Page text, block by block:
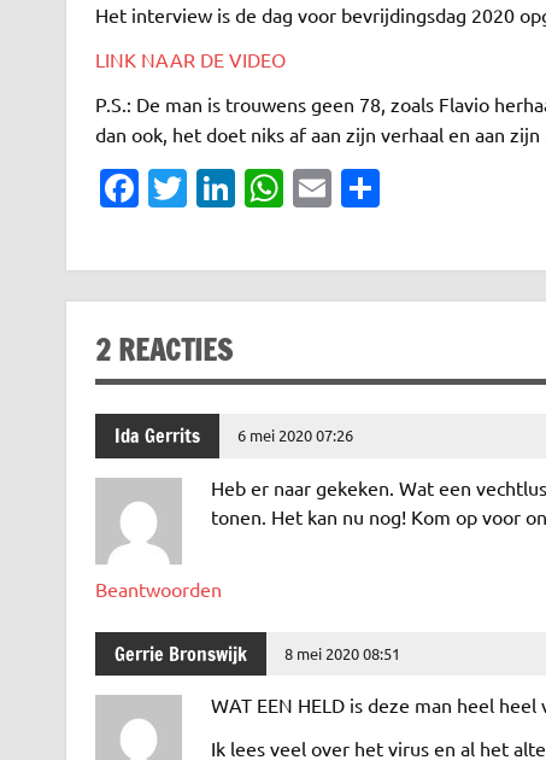
Het interview is de dag voor bevrijdingsdag 2020
LINK NAAR DE VIDEO
P.S.: De man is trouwens geen 78, zoals Flavio
dan ook, het doet niks af aan zijn verhaal en aan zijn
Fa
e
b
o
o
k
T
it
te
r
Li
k
e
n
W
at
s
p
p
E
ai
l
D
e
n
2 REACTIES
Ida Gerrits 6 mei 2020 07:26
Heb er naar gekeken. Wat een
tonen. Het kan nu nog! Kom op voor
Beantwoorden
Gerrie Bronswijk 8 mei 2020 08:51
WAT EEN HELD is deze man heel
Ik lees veel over het virus en al het